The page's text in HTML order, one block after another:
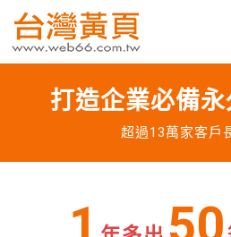
打造企業必備永
超過13萬家客戶